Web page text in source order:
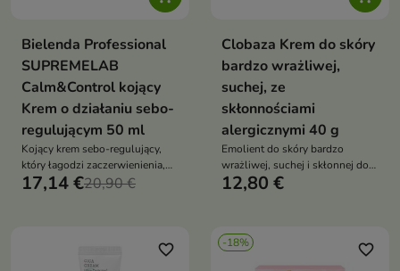
Bielenda Professional
SUPREMELAB
Calm&Control kojący
Krem o działaniu sebo-
regulującym 50 ml
Kojący krem sebo-regulujący,
który łagodzi zaczerwienienia,
reguluje sebum, redukuje
17,14 €20,90 €
Clobaza Krem do skóry
bardzo wrażliwej,
suchej, ze
skłonnościami
alergicznymi 40 g
Emolient do skóry bardzo
wrażliwej, suchej i skłonnej do
alergii. Intensywnie nawilża i
12,80 €
favorite_border -18% favorite_border